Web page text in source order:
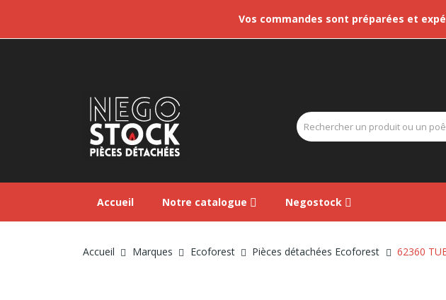
Vos commandes sont préparées et
Accueil Notre catalogue Negostock
Accueil Marques Ecoforest Pièces détachées Ecoforest 62360